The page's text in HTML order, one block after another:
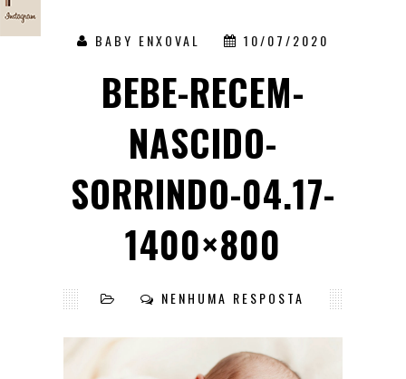
BABY ENXOVAL 10/07/2020
BEBE-RECEM-
NASCIDO-
SORRINDO-04.17-
1400×800
NENHUMA RESPOSTA